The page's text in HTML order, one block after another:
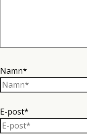
Namn*
E-post*